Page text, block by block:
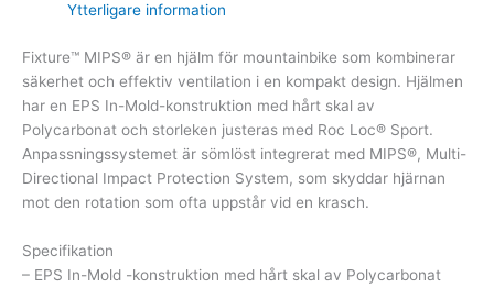
Ytterligare information
Fixture™ MIPS® är en hjälm för mountainbike som kombinerar
säkerhet och effektiv ventilation i en kompakt design. Hjälmen
har en EPS In-Mold-konstruktion med hårt skal av
Polycarbonat och storleken justeras med Roc Loc® Sport.
Anpassningssystemet är sömlöst integrerat med MIPS®, Multi-
Directional Impact Protection System, som skyddar hjärnan
mot den rotation som ofta uppstår vid en krasch.
Specifikation
– EPS In-Mold -konstruktion med hårt skal av Polycarbonat